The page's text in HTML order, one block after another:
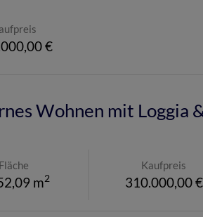
€
Wohnen mit Loggia
Fläche
m2
Kaufpreis
310.000,00 €